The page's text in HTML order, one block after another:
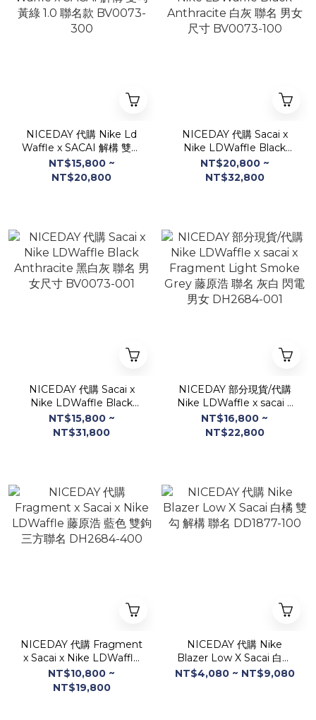
NICEDAY 代購 Nike Ld
Waffle x SACAI 解構 雙勾
黃綠 1.0 聯名款 BV0073-
300
NT$15,800 ~
NT$20,800
NICEDAY 代購 Sacai x
Nike LDWaffle Black
Anthracite 白灰 聯名 男女
尺寸 BV0073-100
NT$20,800 ~
NT$32,800
NICEDAY 代購 Sacai x
Nike LDWaffle Black
Anthracite 黑白灰 聯名 男
女尺寸 BV0073-001
NT$15,800 ~
NT$31,800
NICEDAY 部分現貨/代購
Nike LDWaffle x sacai x
Fragment Light Smoke
Grey 藤原浩 聯名 灰白 閃電
NT$16,800 ~
NT$22,800
NICEDAY 代購 Fragment
x Sacai x Nike LDWaffle
藤原浩 藍色 雙鉤 三方聯名
DH2684-400
NT$10,800 ~
NT$19,800
NICEDAY 代購 Nike
Blazer Low X Sacai 白橘
雙勾 解構 聯名 DD1877-
NT$4,080 ~ NT$9,080